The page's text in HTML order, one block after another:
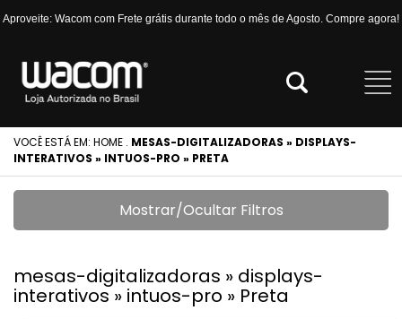
Aproveite: Wacom com Frete grátis durante todo o mês de Agosto. Compre agora!
VOCÊ ESTÁ EM: HOME . MESAS-DIGITALIZADORAS » DISPLAYS-
INTERATIVOS » INTUOS-PRO » PRETA
Mostrar/Ocultar Filtros
mesas-digitalizadoras » displays-
interativos » intuos-pro » Preta